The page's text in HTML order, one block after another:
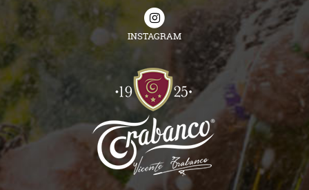
INSTAGRAM